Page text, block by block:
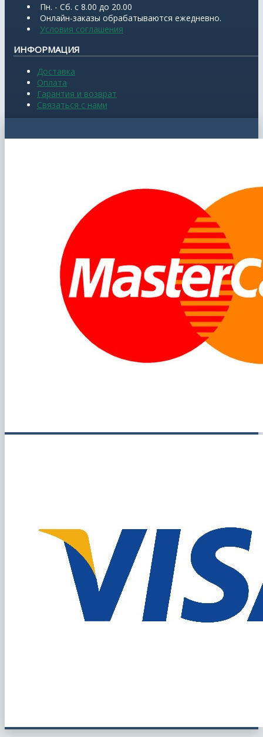
Пн. - Сб. с 8.00 до 20.00
Онлайн-заказы обрабатываются ежедневно.
Условия соглашения
ИНФОРМАЦИЯ
Доставка
Оплата
Гарантия и возврат
Связаться с нами